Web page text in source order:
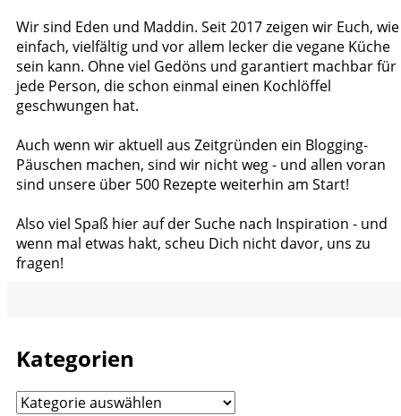
Wir sind Eden und Maddin. Seit 2017 zeigen wir Euch, wie
einfach, vielfältig und vor allem lecker die vegane Küche
sein kann. Ohne viel Gedöns und garantiert machbar für
jede Person, die schon einmal einen Kochlöffel
geschwungen hat.
Auch wenn wir aktuell aus Zeitgründen ein Blogging-
Päuschen machen, sind wir nicht weg - und allen voran
sind unsere über 500 Rezepte weiterhin am Start!
Also viel Spaß hier auf der Suche nach Inspiration - und
wenn mal etwas hakt, scheu Dich nicht davor, uns zu
fragen!
Kategorien
Kategorien